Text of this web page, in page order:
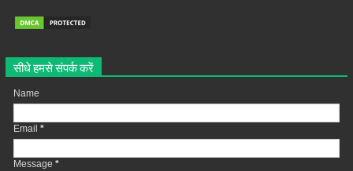
सीधे हमसे संपर्क करें
Name
Email *
Message *